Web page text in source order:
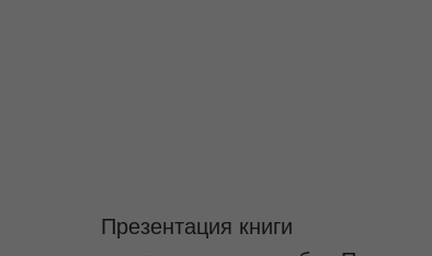
Презентация книги